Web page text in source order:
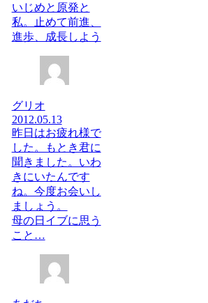
いじめと原発と
私。止めて前進、
進歩、成長しよう
グリオ
2012.05.13
昨日はお疲れ様で
した。もとき君に
聞きました。いわ
きにいたんです
ね。今度お会いし
ましょう。
母の日イブに思う
こと…